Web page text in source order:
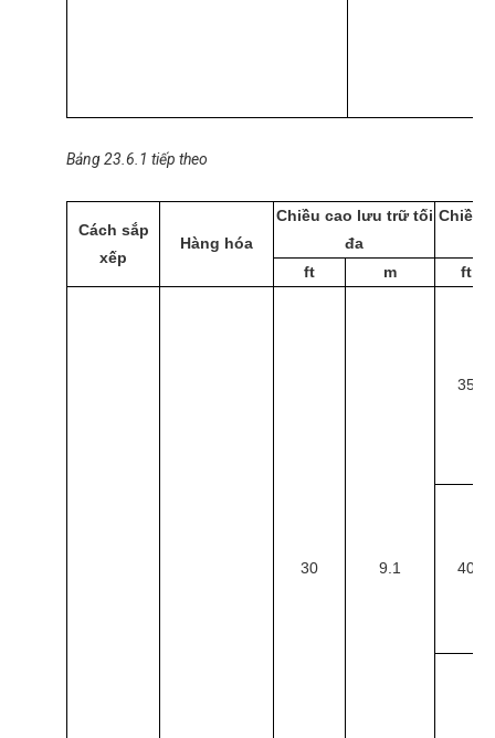
Bảng 23.6.1 tiếp theo
Cách sắp
xếp
Hàng hóa
Chiều cao lưu trữ tối
đa
Chiều
ft m ft
30 9.1
35
40